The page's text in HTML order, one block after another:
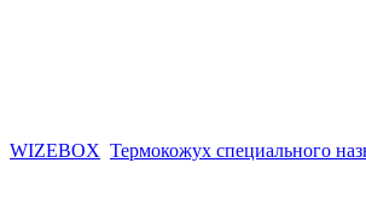
WIZEBOX Термокожух специального